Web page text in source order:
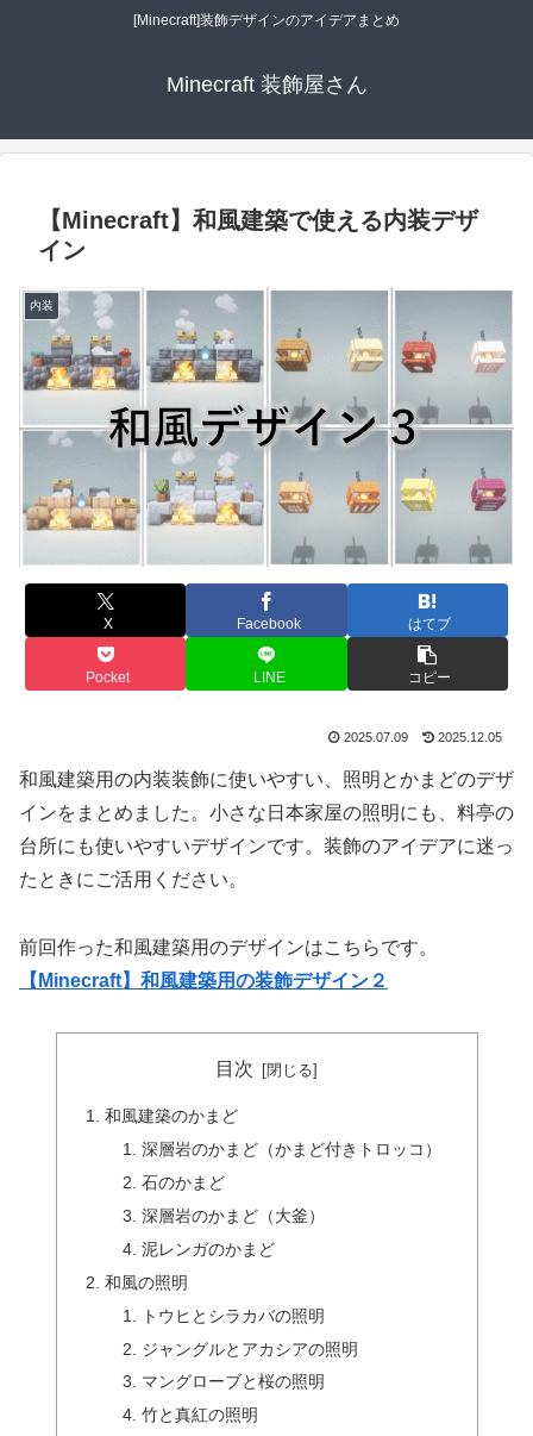
[Minecraft]装飾デザインのアイデアまとめ
Minecraft 装飾屋さん
【Minecraft】和風建築で使える内装デザ
イン
内装
X Facebook はてブ
Pocket LINE コピー
2025.07.09 2025.12.05
和風建築用の内装装飾に使いやすい、照明とかまどのデザ
インをまとめました。小さな日本家屋の照明にも、料亭の
台所にも使いやすいデザインです。装飾のアイデアに迷っ
たときにご活用ください。
前回作った和風建築用のデザインはこちらです。
【Minecraft】和風建築用の装飾デザイン２
目次
和風建築のかまど
深層岩のかまど（かまど付きトロッコ）
石のかまど
深層岩のかまど（大釜）
泥レンガのかまど
和風の照明
トウヒとシラカバの照明
ジャングルとアカシアの照明
マングローブと桜の照明
竹と真紅の照明